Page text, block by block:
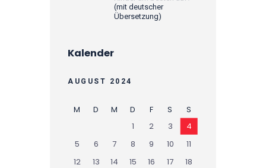
(mit deutscher
Übersetzung)
Kalender
AUGUST 2024
M D M D F S
S
1
2 3
4
5
6 7 8 9 10
11
12
13 14 15 16 17
18